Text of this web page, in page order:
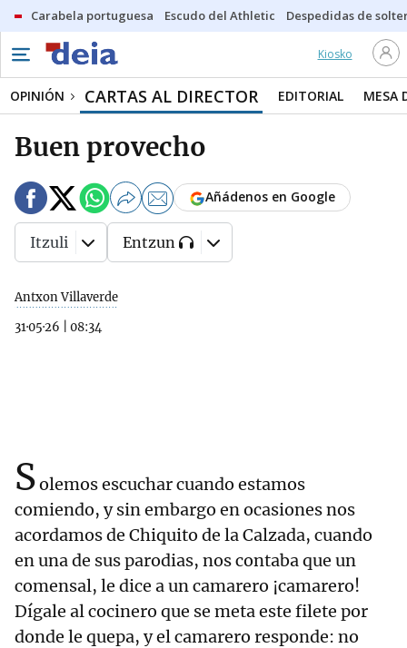
Carabela portuguesa Escudo del Athletic Despedidas de
Kiosko
OPINIÓN CARTAS AL DIRECTOR EDITORIAL MESA
Buen provecho
Antxon Villaverde
31·05·26
08:34
Añádenos en Google
Itzuli Entzun
Solemos escuchar cuando estamos
comiendo, y sin embargo en ocasiones nos
acordamos de Chiquito de la Calzada, cuando
en una de sus parodias, nos contaba que un
comensal, le dice a un camarero ¡camarero!
Dígale al cocinero que se meta este filete por
donde le quepa, y el camarero responde: no